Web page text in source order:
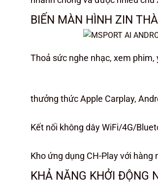
BIẾN MÀN HÌNH ZIN
Thoả sức nghe nhạc, xem
thưởng thức Apple Carplay,
Kết nối không dây WiFi/4G/
Kho ứng dụng CH-Play với hàng
KHẢ NĂNG KHỞI ĐỘNG